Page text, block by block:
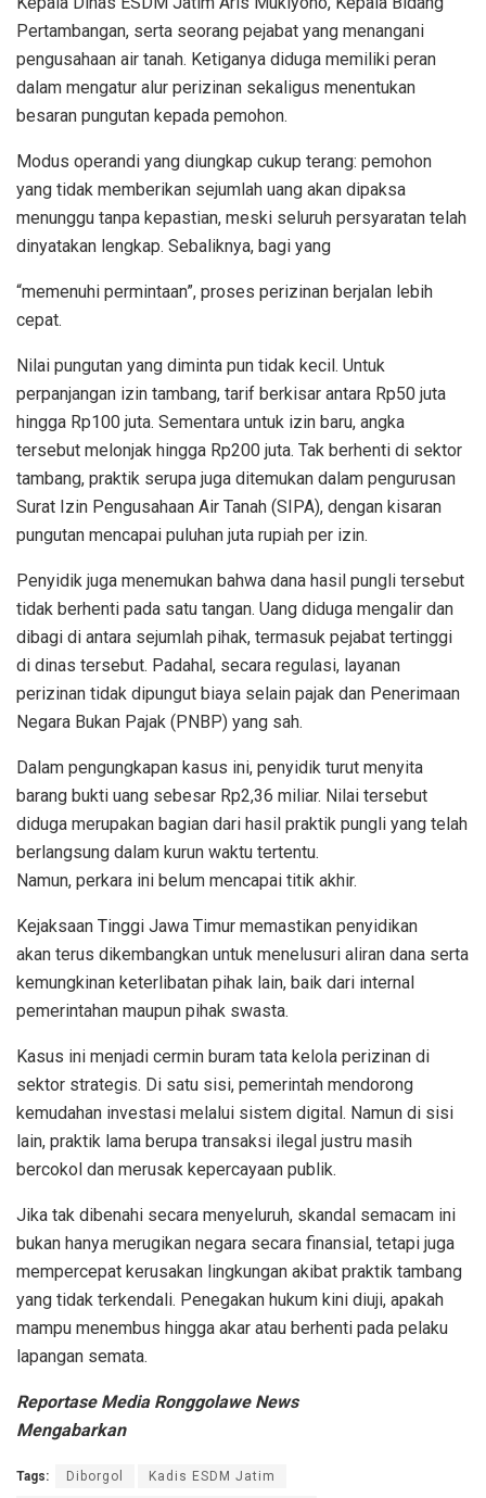
Pertambangan, serta seorang pejabat yang menangani
pengusahaan air tanah. Ketiganya diduga memiliki peran
dalam mengatur alur perizinan sekaligus menentukan
besaran pungutan kepada pemohon.
Modus operandi yang diungkap cukup terang: pemohon
yang tidak memberikan sejumlah uang akan dipaksa
menunggu tanpa kepastian, meski seluruh persyaratan telah
dinyatakan lengkap. Sebaliknya, bagi yang
“memenuhi permintaan”, proses perizinan berjalan lebih
cepat.
Nilai pungutan yang diminta pun tidak kecil. Untuk
perpanjangan izin tambang, tarif berkisar antara Rp50 juta
hingga Rp100 juta. Sementara untuk izin baru, angka
tersebut melonjak hingga Rp200 juta. Tak berhenti di sektor
tambang, praktik serupa juga ditemukan dalam pengurusan
Surat Izin Pengusahaan Air Tanah (SIPA), dengan kisaran
pungutan mencapai puluhan juta rupiah per izin.
Penyidik juga menemukan bahwa dana hasil pungli tersebut
tidak berhenti pada satu tangan. Uang diduga mengalir dan
dibagi di antara sejumlah pihak, termasuk pejabat tertinggi
di dinas tersebut. Padahal, secara regulasi, layanan
perizinan tidak dipungut biaya selain pajak dan Penerimaan
Negara Bukan Pajak (PNBP) yang sah.
Dalam pengungkapan kasus ini, penyidik turut menyita
barang bukti uang sebesar Rp2,36 miliar. Nilai tersebut
diduga merupakan bagian dari hasil praktik pungli yang telah
berlangsung dalam kurun waktu tertentu.
Namun, perkara ini belum mencapai titik akhir.
Kejaksaan Tinggi Jawa Timur memastikan penyidikan
akan terus dikembangkan untuk menelusuri aliran dana serta
kemungkinan keterlibatan pihak lain, baik dari internal
pemerintahan maupun pihak swasta.
Kasus ini menjadi cermin buram tata kelola perizinan di
sektor strategis. Di satu sisi, pemerintah mendorong
kemudahan investasi melalui sistem digital. Namun di sisi
lain, praktik lama berupa transaksi ilegal justru masih
bercokol dan merusak kepercayaan publik.
Jika tak dibenahi secara menyeluruh, skandal semacam ini
bukan hanya merugikan negara secara finansial, tetapi juga
mempercepat kerusakan lingkungan akibat praktik tambang
yang tidak terkendali. Penegakan hukum kini diuji, apakah
mampu menembus hingga akar atau berhenti pada pelaku
lapangan semata.
Reportase Media Ronggolawe News
Mengabarkan
Tags: Diborgol Kadis ESDM Jatim